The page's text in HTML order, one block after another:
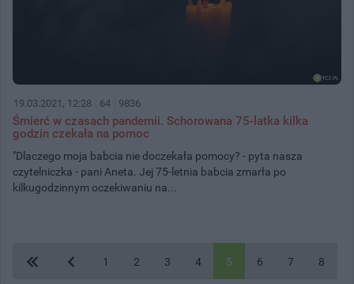
19.03.2021, 12:28 64 9836
Śmierć w czasach pandemii. Schorowana 75-latka kilka
godzin czekała na pomoc
"Dlaczego moja babcia nie doczekała pomocy? - pyta nasza
czytelniczka - pani Aneta. Jej 75-letnia babcia zmarła po
kilkugodzinnym oczekiwaniu na...
1 2 3 4 5 6 7 8